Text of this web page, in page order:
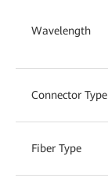
Wavelength
Connector Type
Fiber Type